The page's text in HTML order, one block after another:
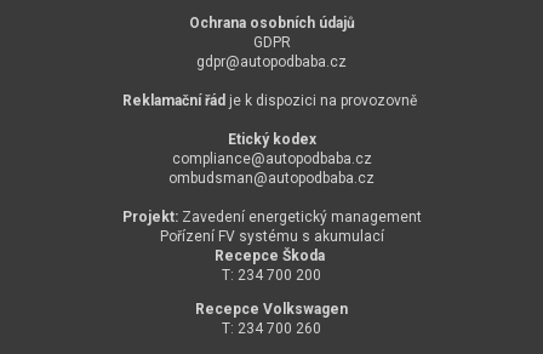
Ochrana osobních údajů
GDPR
gdpr@autopodbaba.cz
Reklamační řád je k dispozici na provozovně
Etický kodex
compliance@autopodbaba.cz
ombudsman@autopodbaba.cz
Projekt: Zavedení energetický management
Pořízení FV systému s akumulací
Recepce Škoda
T: 234 700 200
Recepce Volkswagen
T: 234 700 260